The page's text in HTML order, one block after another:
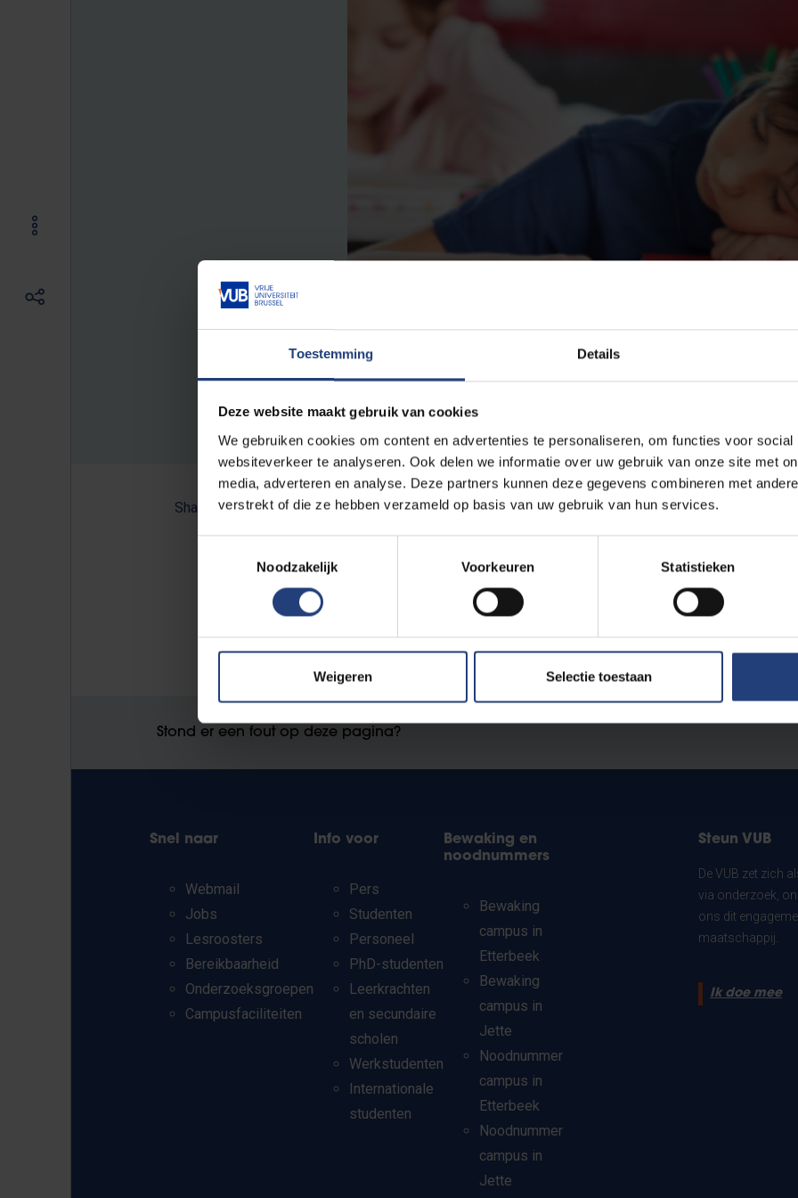
Toestemming Details
Deze website maakt gebruik van cookies
We gebruiken cookies om content en advertenties te personaliseren, om functies voor
websiteverkeer te analyseren. Ook delen we informatie over uw gebruik van onze site met
media, adverteren en analyse. Deze partners kunnen deze gegevens combineren met
verstrekt of die ze hebben verzameld op basis van uw gebruik van hun services.
Noodzakelijk
Voorkeuren Statistieken
Weigeren Selectie toestaan
Share:
'Het onderwijs hervormen begint buiten het onderwijs'
Stond er een fout op deze pagina?
Snel naar
Webmail
Jobs
Lesroosters
Bereikbaarheid
Onderzoeksgroepen
Campusfaciliteiten
Info voor
Pers
Studenten
Personeel
PhD-studenten
Leerkrachten
en secundaire
scholen
Werkstudenten
Internationale
studenten
Bewaking en
noodnummers
Bewaking
campus in
Etterbeek
Bewaking
campus in
Jette
Noodnummer
campus in
Etterbeek
Noodnummer
campus in
Jette
Steun VUB
De VUB zet zich
via onderzoek,
ons dit
maatschappij.
Ik doe mee